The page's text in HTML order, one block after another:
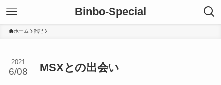
Binbo-Special
ホーム 雑記
MSXとの出会い
2021
6/08